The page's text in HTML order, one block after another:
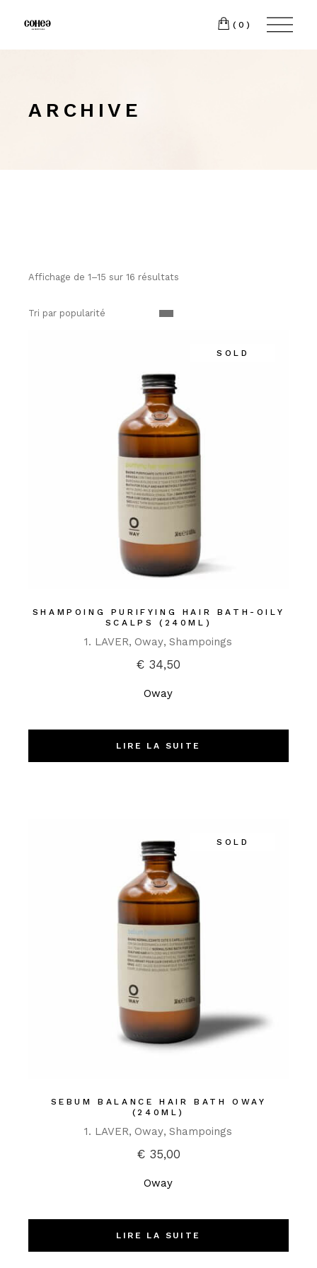
(0)
ARCHIVE
Affichage de 1–15 sur 16 résultats
Tri par popularité
SOLD
SHAMPOING PURIFYING HAIR BATH-OILY
SCALPS (240ML)
1. LAVER Oway Shampoings
€ 34,50
Oway
LIRE LA SUITE
SOLD
SEBUM BALANCE HAIR BATH OWAY
(240ML)
1. LAVER Oway Shampoings
€35,00
Oway
LIRE LA SUITE